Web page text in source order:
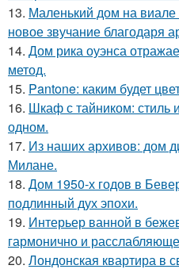
13. Маленький дом на виале
новое звучание благодаря
14. Дом рика оуэнса
метод.
15. Pantone: каким будет
16. Шкаф с тайником: стиль
одном.
17. Из наших архивов: дом
Милане.
18. Дом 1950-х годов в
подлинный дух эпохи.
19. Интерьер ванной в
гармонично и
20. Лондонская квартира в